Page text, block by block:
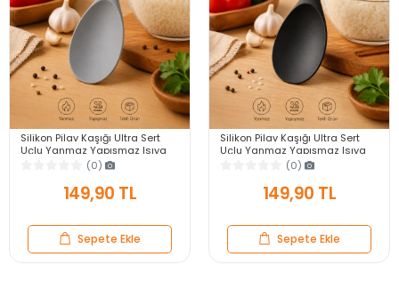
Silikon Pilav Kaşığı Ultra Sert
Uçlu Yanmaz Yapışmaz Isıya
Dayanıklı Gri Servis Yemek
(0)
149,90 TL
Sepete Ekle
Silikon Pilav Kaşığı Ultra Sert
Uçlu Yanmaz Yapışmaz Isıya
Dayanıklı Siyah Servis Yemek
(0)
149,90 TL
Sepete Ekle